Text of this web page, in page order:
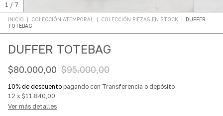
1 / 7
INICIO COLECCIÓN ATEMPORAL COLECCIÓN PIEZAS EN STOCK
DUFFER
TOTEBAG
DUFFER TOTEBAG
$80.000,00 $95.000,00
10% de descuento pagando con Transferencia o depósito
12 x $11.840,00
Ver más detalles